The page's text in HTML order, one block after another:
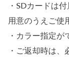
・SDカードは
用意のうえご使
・カラー指定が
・ご返却時は